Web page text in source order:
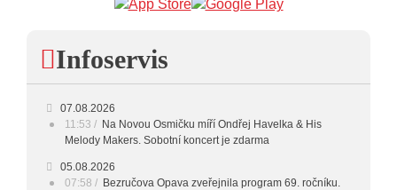
Infoservis
07.08.2026
11:53
Na Novou Osmičku míří Ondřej Havelka & His
Melody Makers. Sobotní koncert je zdarma
05.08.2026
07:58
Bezručova Opava zveřejnila program 69. ročníku.